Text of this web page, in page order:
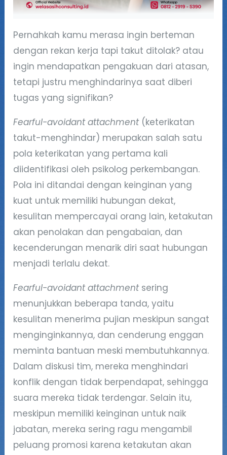
Pernahkah kamu merasa ingin berteman
dengan rekan kerja tapi takut ditolak? atau
ingin mendapatkan pengakuan dari atasan,
tetapi justru menghindarinya saat diberi
tugas yang signifikan?
Fearful-avoidant attachment(keterikatan
takut-menghindar) merupakan salah satu
pola keterikatan yang pertama kali
diidentifikasi oleh psikolog perkembangan.
Pola ini ditandai dengan keinginan yang
kuat untuk memiliki hubungan dekat,
kesulitan mempercayai orang lain, ketakutan
akan penolakan dan pengabaian, dan
kecenderungan menarik diri saat hubungan
menjadi terlalu dekat.
Fearful-avoidant attachment sering
menunjukkan beberapa tanda, yaitu
kesulitan menerima pujian meskipun sangat
menginginkannya, dan cenderung enggan
meminta bantuan meski membutuhkannya.
Dalam diskusi tim, mereka menghindari
konflik dengan tidak berpendapat, sehingga
suara mereka tidak terdengar. Selain itu,
meskipun memiliki keinginan untuk naik
jabatan, mereka sering ragu mengambil
peluang promosi karena ketakutan akan